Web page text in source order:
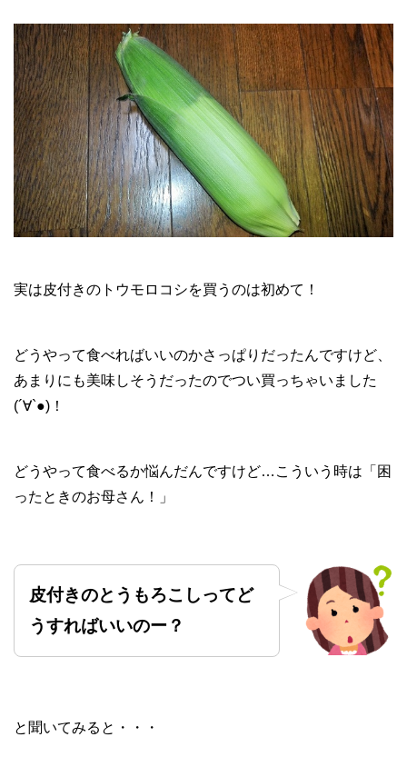
実は皮付きのトウモロコシを買うのは初めて！
どうやって食べればいいのかさっぱりだったんですけど、
あまりにも美味しそうだったのでつい買っちゃいました
(´∀`●)！
どうやって食べるか悩んだんですけど…こういう時は「困
ったときのお母さん！」
皮付きのとうもろこしってど
うすればいいのー？
と聞いてみると・・・